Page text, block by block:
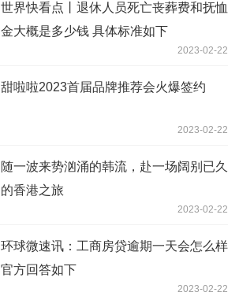
世界快看点丨退休人员死亡丧葬费和抚恤
金大概是多少钱 具体标准如下
2023-02-22
甜啦啦2023首届品牌推荐会火爆签约
2023-02-22
随一波来势汹涌的韩流，赴一场阔别已久
的香港之旅
2023-02-22
环球微速讯：工商房贷逾期一天会怎么样
官方回答如下
2023-02-22